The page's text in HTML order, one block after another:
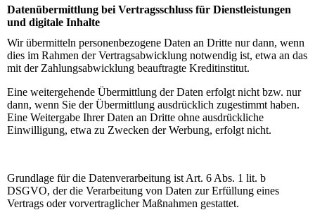
Datenübermittlung bei Vertragsschluss für Dienstleistungen
und digitale Inhalte
Wir übermitteln personenbezogene Daten an Dritte nur dann, wenn
dies im Rahmen der Vertragsabwicklung notwendig ist, etwa an das
mit der Zahlungsabwicklung beauftragte Kreditinstitut.
Eine weitergehende Übermittlung der Daten erfolgt nicht bzw. nur
dann, wenn Sie der Übermittlung ausdrücklich zugestimmt haben.
Eine Weitergabe Ihrer Daten an Dritte ohne ausdrückliche
Einwilligung, etwa zu Zwecken der Werbung, erfolgt nicht.
Grundlage für die Datenverarbeitung ist Art. 6 Abs. 1 lit. b
DSGVO, der die Verarbeitung von Daten zur Erfüllung eines
Vertrags oder vorvertraglicher Maßnahmen gestattet.